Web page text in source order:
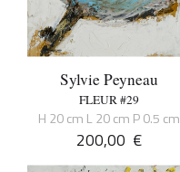
Sylvie Peyneau
FLEUR #29
H 20 cm L 20 cm P 0.5 cm
200,00 €